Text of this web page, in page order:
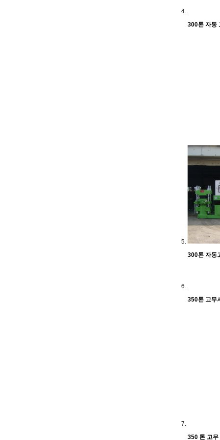
300톤 자동
300톤 자동
350톤 고무
350 톤 고무